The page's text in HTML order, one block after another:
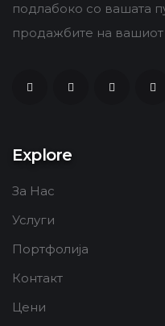
подлабоко со вашата
продажбите на вашиот
Explore
За Нас
Услуги
Портфолија
Контакт
Цени